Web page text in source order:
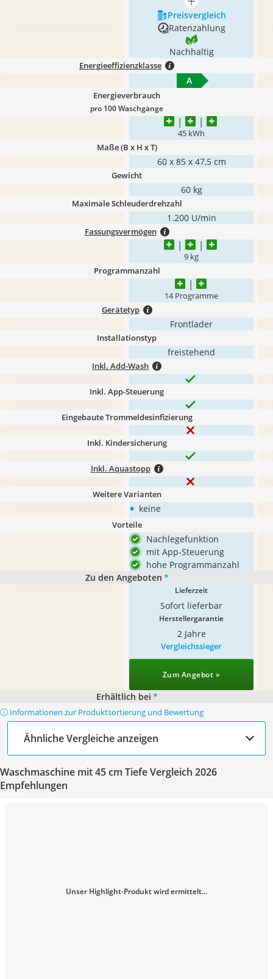
mehr anzeigen
Preis­vergleich
Ratenzahlung
Nachhaltig
Energieeffizienzklasse
A
Energieverbrauch
pro 100 Waschgänge
45 kWh
Maße (B x H x T)
60 x 85 x 47,5 cm
Gewicht
60 kg
Maximale Schleuderdrehzahl
1.200 U/min
Fassungsvermögen
9 kg
Programmanzahl
14 Programme
Gerätetyp
Frontlader
Installationstyp
freistehend
Inkl. Add-Wash
Inkl. App-Steuerung
Eingebaute Trommeldesinfizierung
Inkl. Kindersicherung
Inkl. Aquastopp
Weitere Varianten
• keine
Vorteile
Nachlegefunktion
mit App-Steuerung
hohe Programmanzahl
Zu den Angeboten *
Lieferzeit
Sofort lieferbar
Herstellergarantie
2 Jahre
Vergleichssieger
Zum Angebot »
Erhältlich bei *
ⓘ Informationen zur Produktsortierung und Bewertung
Ähnliche Vergleiche anzeigen
Waschmaschine mit 45 cm Tiefe Vergleich 2026
Empfehlungen
Unser Highlight-Produkt wird ermittelt...